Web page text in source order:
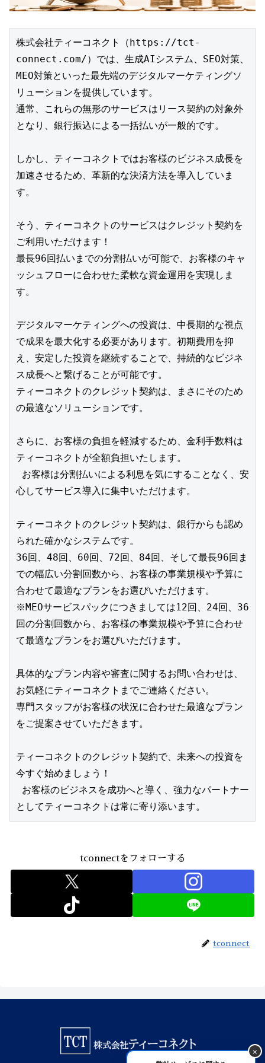
株式会社ティーコネクト（https://tct-
connect.com/）では、生成AIシステム、SEO対策、
MEO対策といった最先端のデジタルマーケティングソ
リューションを提供しています。
通常、これらの無形のサービスはリース契約の対象外
となり、銀行振込による一括払いが一般的です。
しかし、ティーコネクトではお客様のビジネス成長を
加速させるため、革新的な決済方法を導入していま
す。
そう、ティーコネクトのサービスはクレジット契約を
ご利用いただけます！
最長96回払いまでの分割払いが可能で、お客様のキャ
ッシュフローに合わせた柔軟な資金運用を実現しま
す。
デジタルマーケティングへの投資は、中長期的な視点
で成果を最大化する必要があります。初期費用を抑
え、安定した投資を継続することで、持続的なビジネ
ス成長へと繋げることが可能です。
ティーコネクトのクレジット契約は、まさにそのため
の最適なソリューションです。
さらに、お客様の負担を軽減するため、金利手数料は
ティーコネクトが全額負担いたします。
心してサービス導入に集中いただけます。
ティーコネクトのクレジット契約は、銀行からも認め
られた確かなシステムです。
36回、48回、60回、72回、84回、そして最長96回ま
での幅広い分割回数から、お客様の事業規模や予算に
合わせて最適なプランをお選びいただけます。
※MEOサービスパックにつきましては12回、24回、36
回の分割回数から、お客様の事業規模や予算に合わせ
て最適なプランをお選びいただけます。
具体的なプラン内容や審査に関するお問い合わせは、
お気軽にティーコネクトまでご連絡ください。
専門スタッフがお客様の状況に合わせた最適なプラン
をご提案させていただきます。
ティーコネクトのクレジット契約で、未来への投資を
今すぐ始めましょう！
としてティーコネクトは常に寄り添います。
tconnectをフォローする
tconnect
×